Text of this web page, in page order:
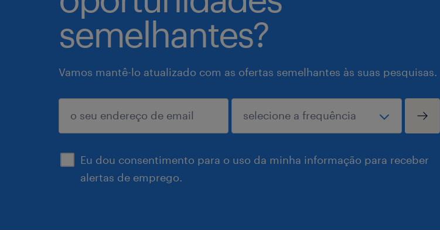
semelhantes?
Vamos mantê-lo atualizado com as ofertas semelhantes às suas pesquisas.
Eu dou consentimento para o uso da minha informação para receber
alertas de emprego.
enviar